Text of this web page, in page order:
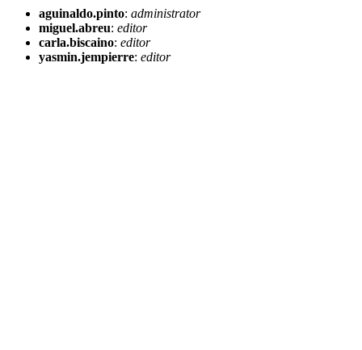
aguinaldo.pinto: administrator
miguel.abreu: editor
carla.biscaino: editor
yasmin.jempierre: editor